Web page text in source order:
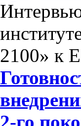
2100» к